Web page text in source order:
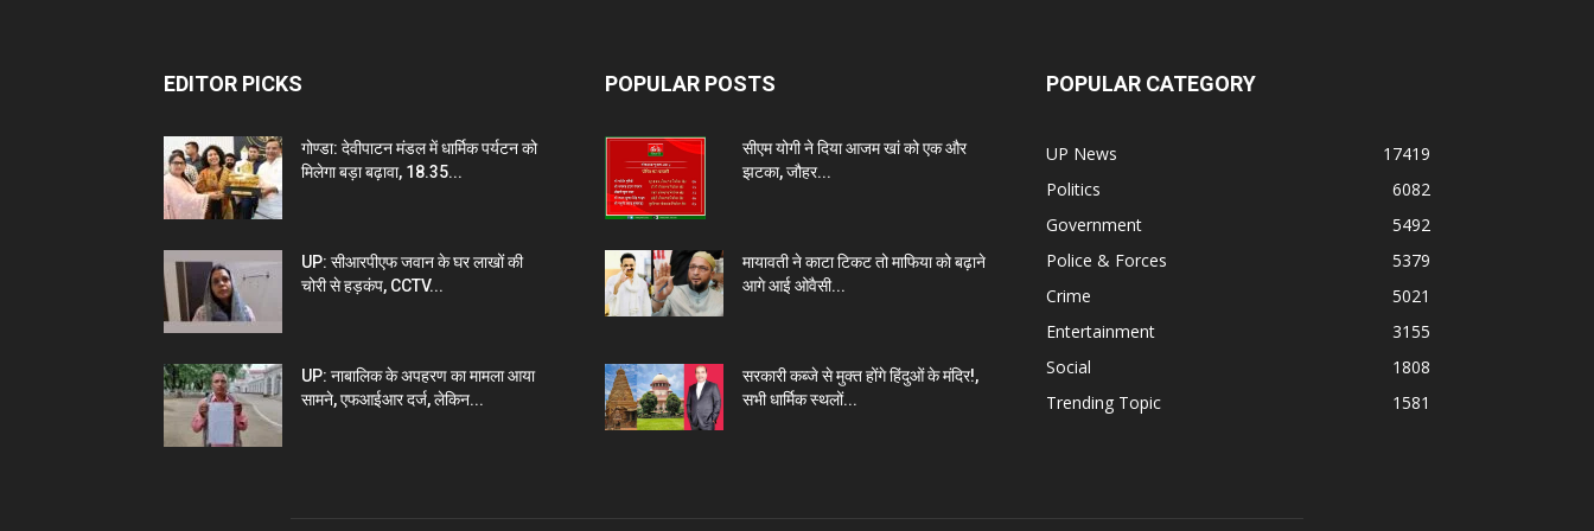
EDITOR PICKS
गोण्डा: देवीपाटन मंडल में धार्मिक पर्यटन को
मिलेगा बड़ा बढ़ावा, 18.35...
UP: सीआरपीएफ जवान के घर लाखों की
चोरी से हड़कंप, CCTV...
UP: नाबालिक के अपहरण का मामला आया
सामने, एफआईआर दर्ज, लेकिन...
POPULAR POSTS
सीएम योगी ने दिया आजम खां को एक और
झटका, जौहर...
मायावती ने काटा टिकट तो माफिया को बढ़ाने
आगे आई ओवैसी...
सरकारी कब्जे से मुक्त होंगे हिंदुओं के मंदिर!,
सभी धार्मिक स्थलों...
POPULAR CATEGORY
UP News
17419
Politics
6082
Government
5492
Police & Forces
5379
Crime
5021
Entertainment
3155
Social
1808
Trending Topic
1581